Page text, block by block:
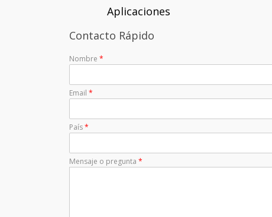
Aplicaciones
Contacto Rápido
Nombre *
Email *
País*
Mensaje o pregunta *